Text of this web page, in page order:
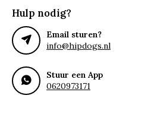
Hulp nodig?
Email sturen?
info@hipdogs.nl
Stuur een App
0620973171